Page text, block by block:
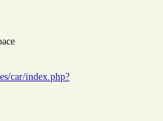
car/index.php?